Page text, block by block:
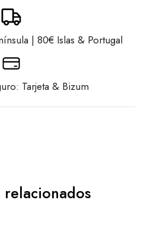
| 80€ Islas & Portugal
Tarjeta & Bizum